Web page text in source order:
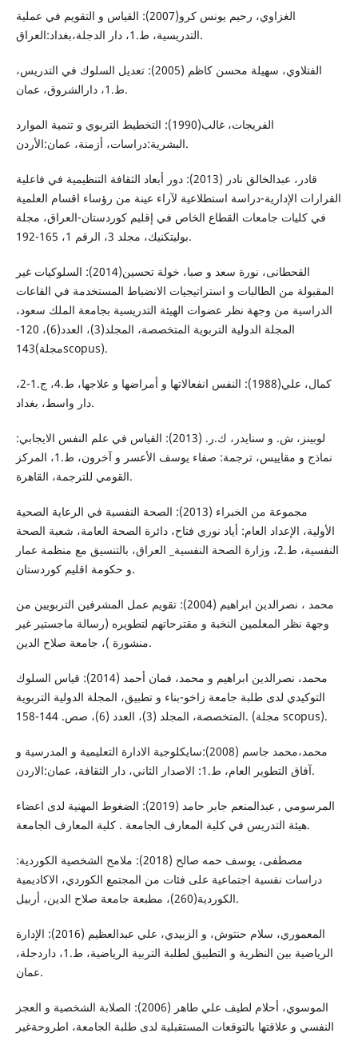
الغزاوي، رحيم يونس كرو(2007): القياس و التقويم في عملية
التدريسية، ط.1، دار الدجلة،بغداد:العراق.
الفتلاوي، سهيلة محسن كاظم (2005): تعديل السلوك في التدريس،
ط.1، دارالشروق، عمان.
الفريجات، غالب(1990): التخطيط التربوي و تنمية الموارد
البشرية:دراسات، أزمنة، عمان:الأردن.
قادر، عبدالخالق نادر (2013): دور أبعاد الثقافة التنظيمية في فاعلية
القرارات الإدارية-دراسة استطلاعية لآراء عينة من رؤساء اقسام العلمية
في كليات جامعات القطاع الخاص في إقليم كوردستان-العراق، مجلة
بوليتكنيك، مجلد 3، الرقم 1، 165-192.
القحطانى، نورة سعد و صبا، خولة تحسين(2014): السلوكيات غير
المقبولة من الطالبات و استراتيجيات الانضباط المستخدمة في القاعات
الدراسية من وجهة نظر عضوات الهيئة التدريسية بجامعة الملك سعود،
المجلة الدولية التربوية المتخصصة، المجلد(3)، العدد(6)، 120-
143(مجلةscopus).
كمال، علي(1988): النفس انفعالاتها و أمراضها و علاجها، ط.4، ج.1-2،
دار واسط، بغداد.
لوبينز، ش. و سنايدر، ك.ر. (2013): القياس في علم النفس الايجابي:
نماذج و مقاييس، ترجمة: صفاء يوسف الأعسر و آخرون، ط.1، المركز
القومي للترجمة، القاهرة.
مجموعة من الخبراء (2013): الصحة النفسية في الرعاية الصحية
الأولية، الإعداد العام: أياد نوري فتاح، دائرة الصحة العامة، شعبة الصحة
النفسية، ط.2، وزارة الصحة النفسية_ العراق، بالتنسيق مع منظمة عمار
و حكومة اقليم كوردستان.
محمد ، نصرالدين ابراهيم (2004): تقويم عمل المشرفين التربويين من
وجهة نظر المعلمين النخبة و مقترحاتهم لتطويره (رسالة ماجستير غير
منشورة )، جامعة صلاح الدين.
محمد، نصرالدين ابراهيم و محمد، فمان أحمد (2014): قياس السلوك
التوكيدي لدى طلبة جامعة زاخو-بناء و تطبيق، المجلة الدولية التربوية
المتخصصة، المجلد (3)، العدد (6)، صص. 144-158. (مجلة scopus).
محمد،محمد جاسم (2008):سايكلوجية الادارة التعليمية و المدرسية و
آفاق التطوير العام، ط.1: الاصدار الثاني، دار الثقافة، عمان:الاردن.
المرسومي , عبدالمنعم جابر حامد (2019): الضغوط المهنية لدى اعضاء
هيئة التدريس في كلية المعارف الجامعة . كلية المعارف الجامعة.
مصطفى، يوسف حمه صالح (2018): ملامح الشخصية الكوردية:
دراسات نفسية اجتماعية على فئات من المجتمع الكوردي، الاكاديمية
الكوردية(260)، مطبعة جامعة صلاح الدين، أربيل.
المعموري، سلام حنتوش، و الزبيدي، علي عبدالعظيم (2016): الإدارة
الرياضية بين النظرية و التطبيق لطلبة التربية الرياضية، ط.1، داردجلة،
عمان.
الموسوي، أحلام لطيف علي طاهر (2006): الصلابة الشخصية و العجز
النفسي و علاقتها بالتوقعات المستقبلية لدى طلبة الجامعة، اطروحةغير